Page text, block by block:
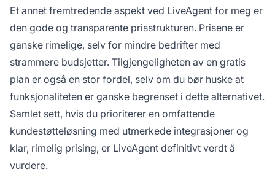
Et annet fremtredende aspekt ved LiveAgent for meg er
den gode og transparente prisstrukturen. Prisene er
ganske rimelige, selv for mindre bedrifter med
strammere budsjetter. Tilgjengeligheten av en gratis
plan er også en stor fordel, selv om du bør huske at
funksjonaliteten er ganske begrenset i dette alternativet.
Samlet sett, hvis du prioriterer en omfattende
kundestøtteløsning med utmerkede integrasjoner og
klar, rimelig prising, er LiveAgent definitivt verdt å
vurdere.